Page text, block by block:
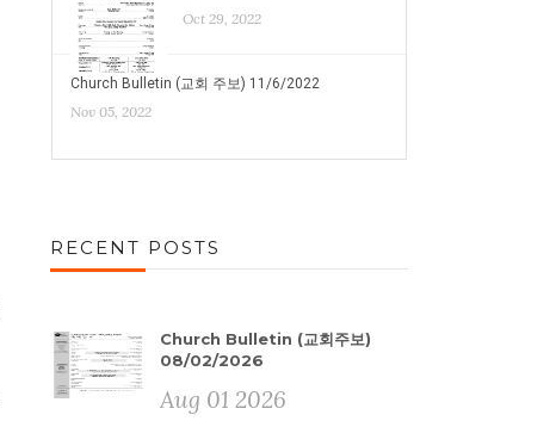
Oct 29, 2022
Church Bulletin (교회 주보) 11/6/2022
Nov 05, 2022
RECENT POSTS
Church Bulletin (교회주보)
08/02/2026
Aug 01 2026